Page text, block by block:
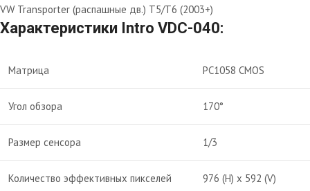
VW Transporter (распашные дв.) T5/T6 (2003+)
Характеристики Intro VDC-040:
Матрица PC1058 CMOS
Угол обзора 170°
Размер сенсора 1/3
Количество эффективных пикселей 976 (H) x 592 (V)